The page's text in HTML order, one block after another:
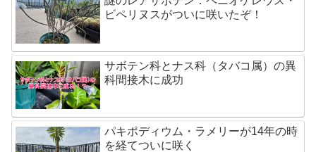
ビペリヌスがついに咲いたぞ！
サボテン科とナス科（タバコ属）の異
科間接木に成功
パキポディウム・ラメリーが14年の時
を経てついに咲く